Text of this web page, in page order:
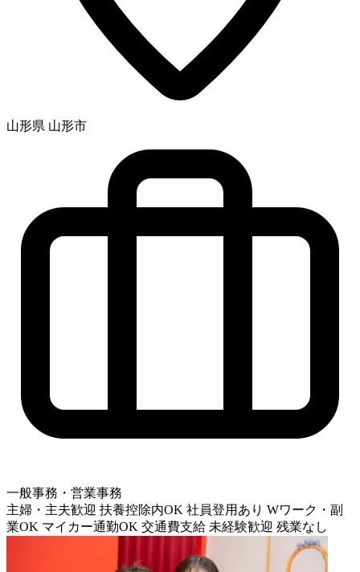
山形県 山形市
一般事務・営業事務
主婦・主夫歓迎 扶養控除内OK 社員登用あり Wワーク・副
業OK マイカー通勤OK 交通費支給 未経験歓迎 残業なし